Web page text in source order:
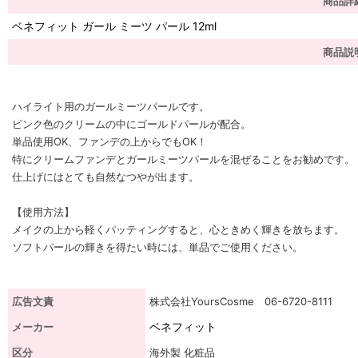
ベネフィット ガール ミーツ パール 12ml
商品説
ハイライト用のガールミーツパールです。
ピンク色のクリームの中にゴールドパールが配合。
単品使用OK、ファンデの上からでもOK！
特にクリームファンデとガールミーツパールを混ぜることをお勧めです。
仕上げにはとても自然なつやが出ます。
【使用方法】
メイクの上から軽くパッティングすると、心ときめく輝きを放ちます。
ソフトパールの輝きを得たい時には、単品でご使用ください。
広告文責
株式会社YoursCosme 06-6720-8111
メーカー
ベネフィット
区分 海外製 化粧品